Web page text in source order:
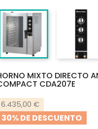
MIXTO DIRECTO
CDA207E
6.435,00 €
30% DE DESCUENTO